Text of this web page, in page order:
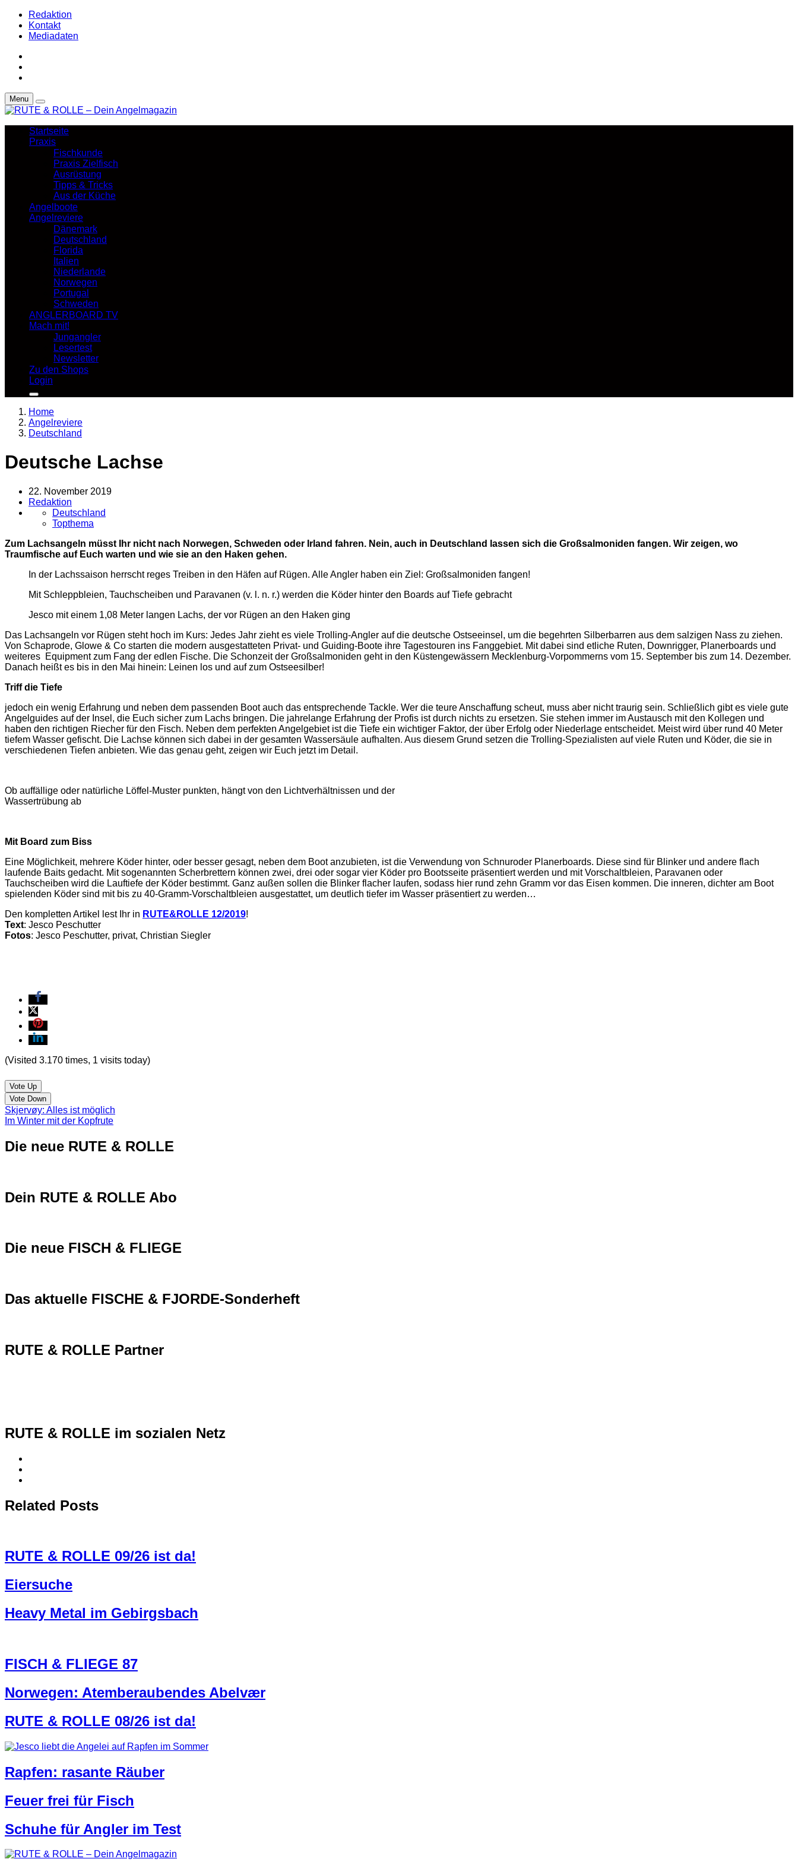
Redaktion
Kontakt
Mediadaten
Menu
Startseite
Praxis
Fischkunde
Praxis Zielfisch
Ausrüstung
Tipps & Tricks
Aus der Küche
Angelboote
Angelreviere
Dänemark
Deutschland
Florida
Italien
Niederlande
Norwegen
Portugal
Schweden
ANGLERBOARD TV
Mach mit!
Jungangler
Lesertest
Newsletter
Zu den Shops
Login
Home
Angelreviere
Deutschland
Deutsche Lachse
22. November 2019
Redaktion
Deutschland
Topthema
Zum Lachsangeln müsst Ihr nicht nach Norwegen, Schweden oder Irland fahren. Nein, auch in Deutschland lassen sich die Großsalmoniden fangen. Wir zeigen, wo
Traumfische auf Euch warten und wie sie an den Haken gehen.
In der Lachssaison herrscht reges Treiben in den Häfen auf Rügen. Alle Angler haben ein Ziel: Großsalmoniden fangen!
Mit Schleppbleien, Tauchscheiben und Paravanen (v. l. n. r.) werden die Köder hinter den Boards auf Tiefe gebracht
Jesco mit einem 1,08 Meter langen Lachs, der vor Rügen an den Haken ging
Das Lachsangeln vor Rügen steht hoch im Kurs: Jedes Jahr zieht es viele Trolling-Angler auf die deutsche Ostseeinsel, um die begehrten Silberbarren aus dem salzigen Nass zu ziehen.
Von Schaprode, Glowe & Co starten die modern ausgestatteten Privat- und Guiding-Boote ihre Tagestouren ins Fanggebiet. Mit dabei sind etliche Ruten, Downrigger, Planerboards und
weiteres Equipment zum Fang der edlen Fische. Die Schonzeit der Großsalmoniden geht in den Küstengewässern Mecklenburg-Vorpommerns vom 15. September bis zum 14. Dezember.
Danach heißt es bis in den Mai hinein: Leinen los und auf zum Ostseesilber!
Triff die Tiefe
jedoch ein wenig Erfahrung und neben dem passenden Boot auch das entsprechende Tackle. Wer die teure Anschaffung scheut, muss aber nicht traurig sein. Schließlich gibt es viele gute
Angelguides auf der Insel, die Euch sicher zum Lachs bringen. Die jahrelange Erfahrung der Profis ist durch nichts zu ersetzen. Sie stehen immer im Austausch mit den Kollegen und
haben den richtigen Riecher für den Fisch. Neben dem perfekten Angelgebiet ist die Tiefe ein wichtiger Faktor, der über Erfolg oder Niederlage entscheidet. Meist wird über rund 40 Meter
tiefem Wasser gefischt. Die Lachse können sich dabei in der gesamten Wassersäule aufhalten. Aus diesem Grund setzen die Trolling-Spezialisten auf viele Ruten und Köder, die sie in
verschiedenen Tiefen anbieten. Wie das genau geht, zeigen wir Euch jetzt im Detail.
Ob auffällige oder natürliche Löffel-Muster punkten, hängt von den Lichtverhältnissen und der
Wassertrübung ab
Mit Board zum Biss
Eine Möglichkeit, mehrere Köder hinter, oder besser gesagt, neben dem Boot anzubieten, ist die Verwendung von Schnuroder Planerboards. Diese sind für Blinker und andere flach
laufende Baits gedacht. Mit sogenannten Scherbrettern können zwei, drei oder sogar vier Köder pro Bootsseite präsentiert werden und mit Vorschaltbleien, Paravanen oder
Tauchscheiben wird die Lauftiefe der Köder bestimmt. Ganz außen sollen die Blinker flacher laufen, sodass hier rund zehn Gramm vor das Eisen kommen. Die inneren, dichter am Boot
spielenden Köder sind mit bis zu 40-Gramm-Vorschaltbleien ausgestattet, um deutlich tiefer im Wasser präsentiert zu werden…
Den kompletten Artikel lest Ihr in RUTE&ROLLE 12/2019!
Text: Jesco Peschutter
Fotos: Jesco Peschutter, privat, Christian Siegler
(Visited 3.170 times, 1 visits today)
Vote Up
Vote Down
Skjervøy: Alles ist möglich
Im Winter mit der Kopfrute
Die neue RUTE & ROLLE
Dein RUTE & ROLLE Abo
Die neue FISCH & FLIEGE
Das aktuelle FISCHE & FJORDE-Sonderheft
RUTE & ROLLE Partner
RUTE & ROLLE im sozialen Netz
Related Posts
RUTE & ROLLE 09/26 ist da!
Eiersuche
Heavy Metal im Gebirgsbach
FISCH & FLIEGE 87
Norwegen: Atemberaubendes Abelvær
RUTE & ROLLE 08/26 ist da!
Rapfen: rasante Räuber
Feuer frei für Fisch
Schuhe für Angler im Test